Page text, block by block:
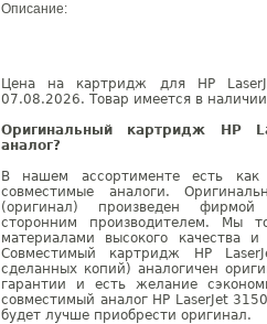
Описание:
Цена на картридж для HP
07.08.2026. Товар имеется в
Оригинальный картридж HP
аналог?
В нашем ассортименте есть
совместимые аналоги.
(оригинал) произведен
сторонним производителем. Мы
материалами высокого качества
Совместимый картридж HP
сделанных копий) аналогичен
гарантии и есть желание
совместимый аналог HP LaserJet
будет лучше приобрести оригинал.